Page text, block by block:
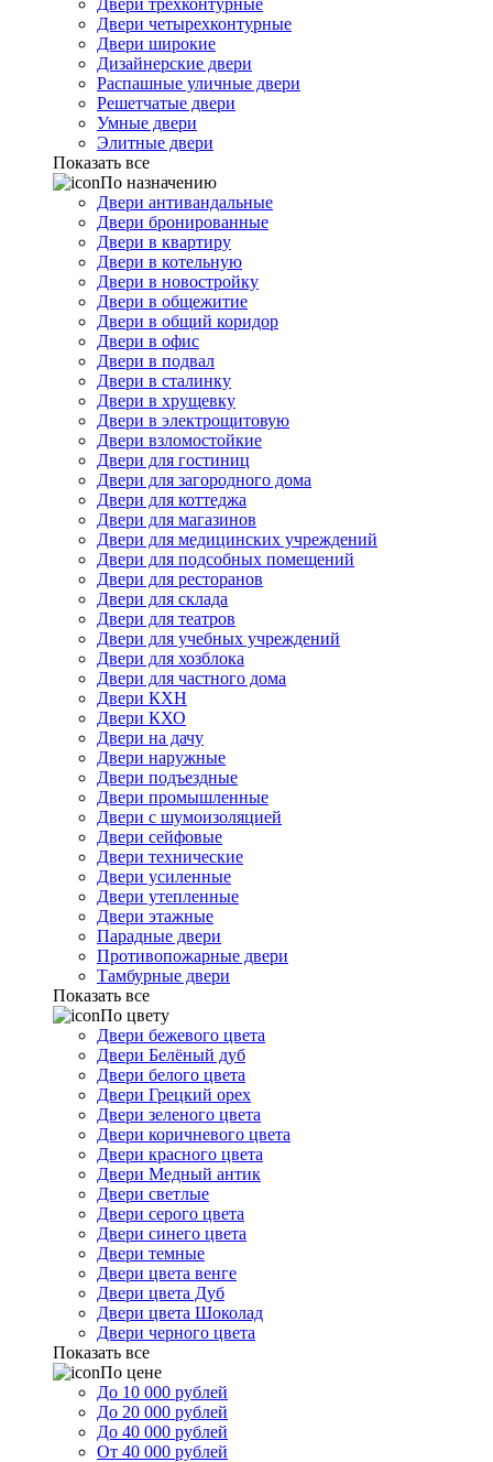
Двери трехконтурные
Двери четырехконтурные
Двери широкие
Дизайнерские двери
Распашные уличные двери
Решетчатые двери
Умные двери
Элитные двери
Показать все
По назначению
Двери антивандальные
Двери бронированные
Двери в квартиру
Двери в котельную
Двери в новостройку
Двери в общежитие
Двери в общий коридор
Двери в офис
Двери в подвал
Двери в сталинку
Двери в хрущевку
Двери в электрощитовую
Двери взломостойкие
Двери для гостиниц
Двери для загородного дома
Двери для коттеджа
Двери для магазинов
Двери для медицинских учреждений
Двери для подсобных помещений
Двери для ресторанов
Двери для склада
Двери для театров
Двери для учебных учреждений
Двери для хозблока
Двери для частного дома
Двери КХН
Двери КХО
Двери на дачу
Двери наружные
Двери подъездные
Двери промышленные
Двери с шумоизоляцией
Двери сейфовые
Двери технические
Двери усиленные
Двери утепленные
Двери этажные
Парадные двери
Противопожарные двери
Тамбурные двери
Показать все
По цвету
Двери бежевого цвета
Двери Белёный дуб
Двери белого цвета
Двери Грецкий орех
Двери зеленого цвета
Двери коричневого цвета
Двери красного цвета
Двери Медный антик
Двери светлые
Двери серого цвета
Двери синего цвета
Двери темные
Двери цвета венге
Двери цвета Дуб
Двери цвета Шоколад
Двери черного цвета
Показать все
По цене
До 10 000 рублей
До 20 000 рублей
До 40 000 рублей
От 40 000 рублей